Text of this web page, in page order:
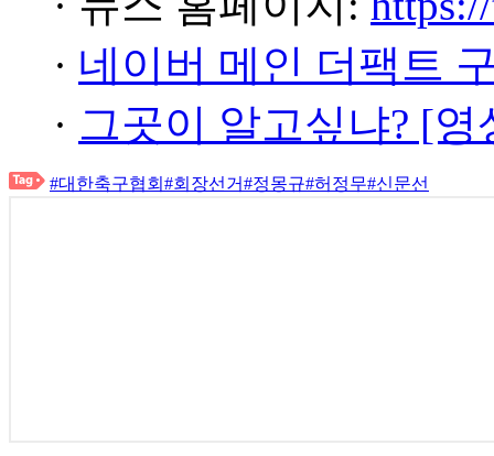
· 네이버 메인 더팩트
· 그곳이 알고싶냐? [
#대한축구협회 #회장선거#정몽규#허정무#신문선